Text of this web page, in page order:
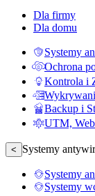
Dla firmy
Dla domu
Systemy
Ochrona
Kontrola i
Backup i
UTM,
< Systemy
Systemy
Systemy